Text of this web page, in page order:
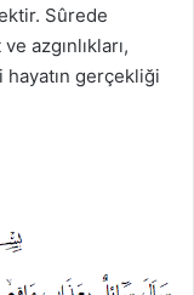
Sûrede
azgınlıkları,
hayatın gerçekliği